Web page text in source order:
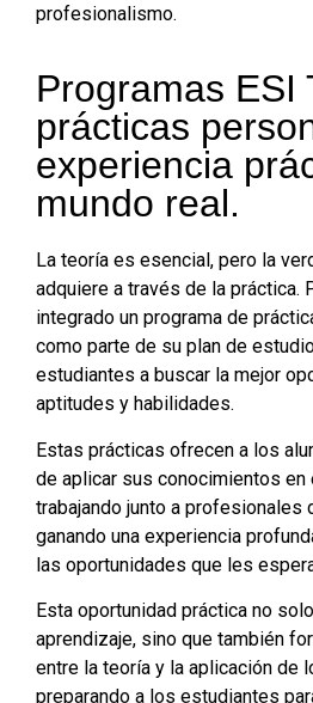
profesionalismo.
Programas ESI
prácticas
experiencia
mundo real.
La teoría es esencial, pero la
adquiere a través de la práctica.
integrado un programa de
como parte de su plan de
estudiantes a buscar la mejor
aptitudes y habilidades.
Estas prácticas ofrecen a los
de aplicar sus conocimientos en
trabajando junto a profesionales
ganando una experiencia
las oportunidades que les
Esta oportunidad práctica no
aprendizaje, sino que también
entre la teoría y la aplicación de
preparando a los estudiantes